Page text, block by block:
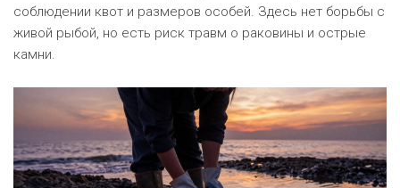
соблюдении квот и размеров особей. Здесь нет борьбы с
живой рыбой, но есть риск травм о раковины и острые
камни.